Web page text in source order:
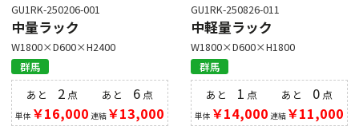
GU1RK-250206-001
中量ラック
W1800×D600×H2400
群馬
あと 2 点
単体 ￥16,000
あと 6点
連結￥13,000
GU1RK-250826-011
中軽量ラック
W1800×D600×H1800
群馬
あと 1 点
単体 ￥14,000
あと 0点
連結￥11,000